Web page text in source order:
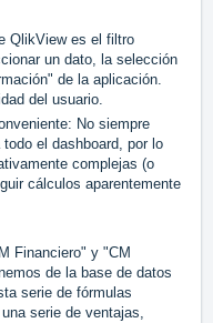
QlikView es el filtro
un dato, la selección
de la aplicación.
del usuario.
No siempre
el dashboard, por lo
complejas (o
cálculos aparentemente
Financiero" y "CM
de la base de datos
serie de fórmulas
serie de ventajas,